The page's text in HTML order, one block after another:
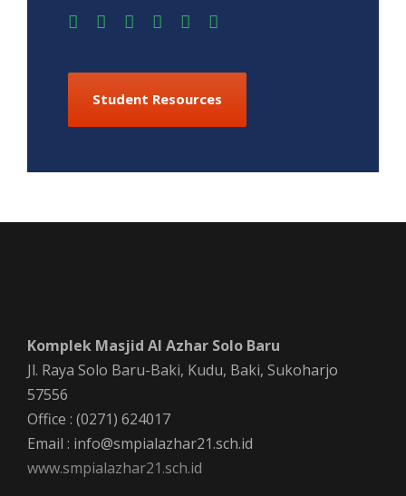
Student Resources
Komplek Masjid Al Azhar Solo Baru
Jl. Raya Solo Baru-Baki, Kudu, Baki, Sukoharjo
57556
Office : (0271) 624017
Email : info@smpialazhar21.sch.id
www.smpialazhar21.sch.id